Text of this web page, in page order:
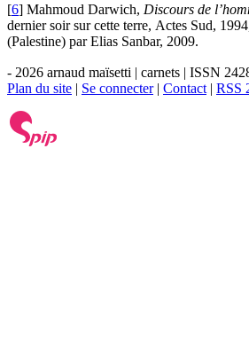
[6] Mahmoud Darwich, Discours de
dernier soir sur cette terre, Actes Sud,
(Palestine) par Elias Sanbar, 2009.
- 2026 arnaud maïsetti | carnets | ISSN
Plan du site | Se connecter| Contact | RSS